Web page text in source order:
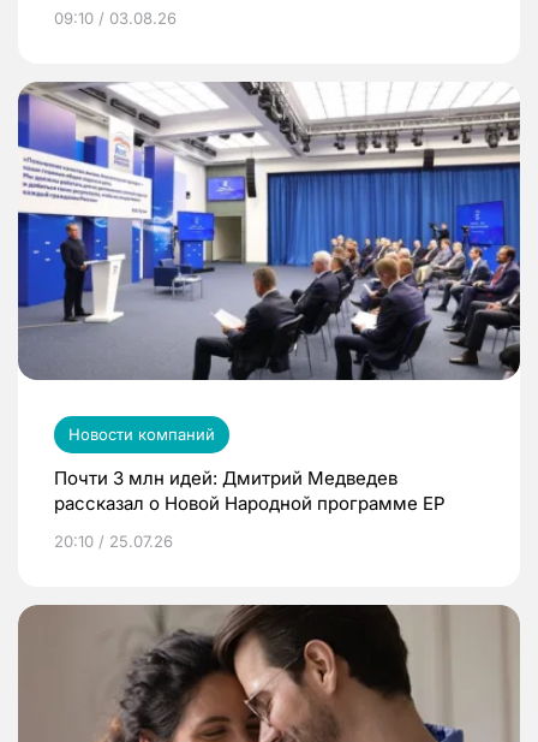
09:10 / 03.08.26
Новости компаний
Почти 3 млн идей: Дмитрий Медведев
рассказал о Новой Народной программе ЕР
20:10 / 25.07.26